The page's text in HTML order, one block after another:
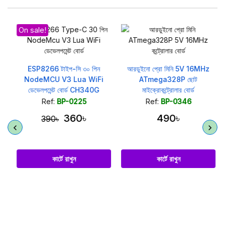
On sale!
ESP8266 টাইপ-সি ৩০ পিন
NodeMCU V3 Lua WiFi
ডেভেলপমেন্ট বোর্ড CH340G
Ref: BP-0225
390৳ 360৳
কার্টে রাখুন
আরডুইনো প্রো মিনি 5V 16MHz
ATmega328P ছোট
মাইক্রোকন্ট্রোলার বোর্ড
Ref: BP-0346
490৳
কার্টে রাখুন